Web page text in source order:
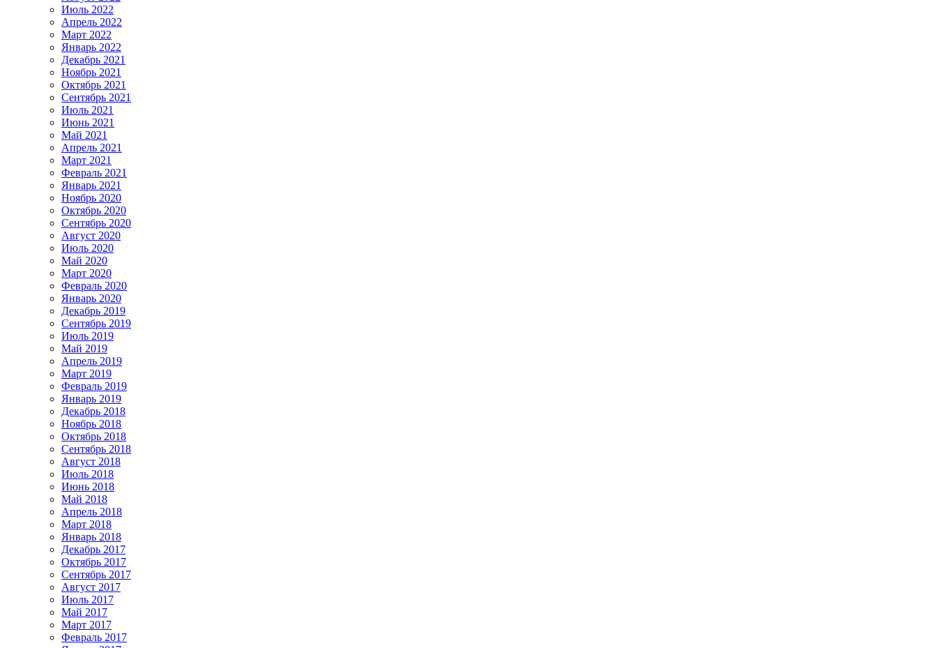
Июль 2022
Апрель 2022
Март 2022
Январь 2022
Декабрь 2021
Ноябрь 2021
Октябрь 2021
Сентябрь 2021
Июль 2021
Июнь 2021
Май 2021
Апрель 2021
Март 2021
Февраль 2021
Январь 2021
Ноябрь 2020
Октябрь 2020
Сентябрь 2020
Август 2020
Июль 2020
Май 2020
Март 2020
Февраль 2020
Январь 2020
Декабрь 2019
Сентябрь 2019
Июль 2019
Май 2019
Апрель 2019
Март 2019
Февраль 2019
Январь 2019
Декабрь 2018
Ноябрь 2018
Октябрь 2018
Сентябрь 2018
Август 2018
Июль 2018
Июнь 2018
Май 2018
Апрель 2018
Март 2018
Январь 2018
Декабрь 2017
Октябрь 2017
Сентябрь 2017
Август 2017
Июль 2017
Май 2017
Март 2017
Февраль 2017